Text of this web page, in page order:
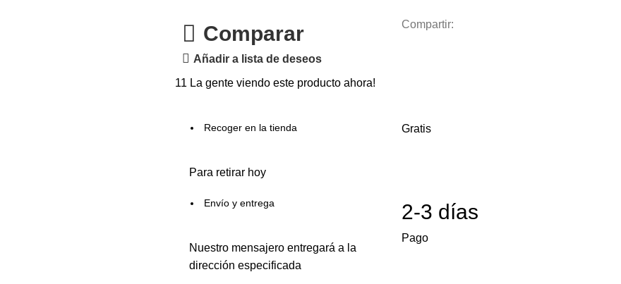
Comparar
Añadir a lista de deseos
Compartir:
11 La gente viendo este producto ahora!
Recoger en la tienda
Para retirar hoy
Gratis
Envío y entrega
Nuestro mensajero entregará a la
dirección especificada
2-3 días
Pago